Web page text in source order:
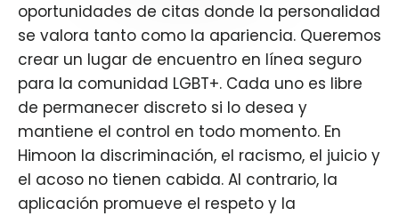
oportunidades de citas donde la personalidad
se valora tanto como la apariencia. Queremos
crear un lugar de encuentro en línea seguro
para la comunidad LGBT+. Cada uno es libre
de permanecer discreto si lo desea y
mantiene el control en todo momento. En
Himoon la discriminación, el racismo, el juicio y
el acoso no tienen cabida. Al contrario, la
aplicación promueve el respeto y la